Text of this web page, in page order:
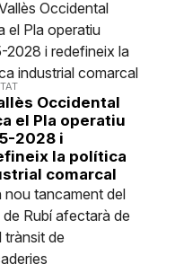
Occidental
el Pla operatiu
2028 i
la política
comarcal